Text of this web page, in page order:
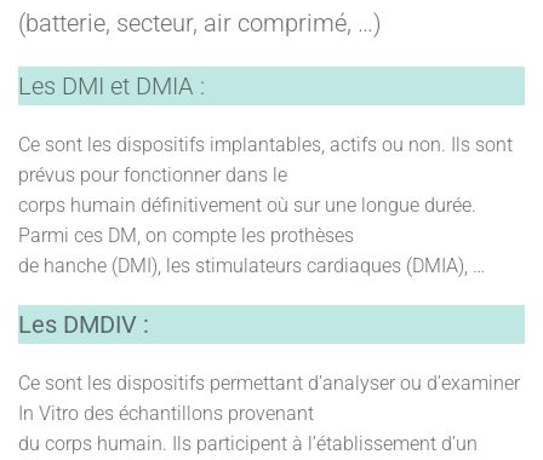
(batterie, secteur, air comprimé, …)
Les DMI et DMIA :
Ce sont les dispositifs implantables, actifs ou non. Ils sont
prévus pour fonctionner dans le
corps humain définitivement où sur une longue durée.
Parmi ces DM, on compte les prothèses
de hanche (DMI), les stimulateurs cardiaques (DMIA), …
Les DMDIV :
Ce sont les dispositifs permettant d’analyser ou d’examiner
In Vitro des échantillons provenant
du corps humain. Ils participent à l’établissement d’un